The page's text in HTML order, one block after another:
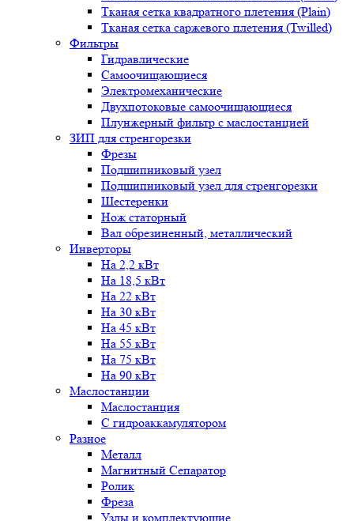
Тканая сетка квадратного плетения (Plain)
Тканая сетка саржевого плетения (Twilled)
Фильтры
Гидравлические
Самоочищающиеся
Электромеханические
Двухпотоковые самоочищающиеся
Плунжерный фильтр с маслостанцией
ЗИП для стренгорезки
Фрезы
Подшипниковый узел
Подшипниковый узел для стренгорезки
Шестеренки
Нож статорный
Вал обрезиненный, металлический
Инверторы
На 2,2 кВт
На 18,5 кВт
На 22 кВт
На 30 кВт
На 45 кВт
На 55 кВт
На 75 кВт
На 90 кВт
Маслостанции
Маслостанция
С гидроаккамулятором
Разное
Металл
Магнитный Сепаратор
Ролик
Фреза
Узлы и комплектующие